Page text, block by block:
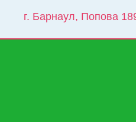
г. Барнаул, Попова